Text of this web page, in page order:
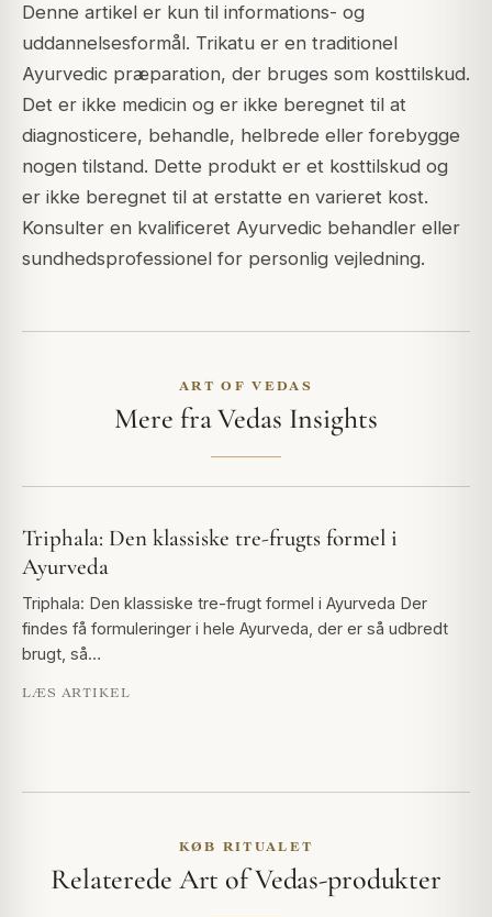
Denne artikel er kun til informations- og
uddannelsesformål. Trikatu er en traditionel
Ayurvedic præparation, der bruges som kosttilskud.
Det er ikke medicin og er ikke beregnet til at
diagnosticere, behandle, helbrede eller forebygge
nogen tilstand. Dette produkt er et kosttilskud og
er ikke beregnet til at erstatte en varieret kost.
Konsulter en kvalificeret Ayurvedic behandler eller
sundhedsprofessionel for personlig vejledning.
ART OF VEDAS
Mere fra Vedas Insights
Triphala: Den klassiske tre-frugts formel i
Ayurveda
Triphala: Den klassiske tre-frugt formel i Ayurveda Der
findes få formuleringer i hele Ayurveda, der er så udbredt
brugt, så…
LÆS ARTIKEL
KØB RITUALET
Relaterede Art of Vedas-produkter